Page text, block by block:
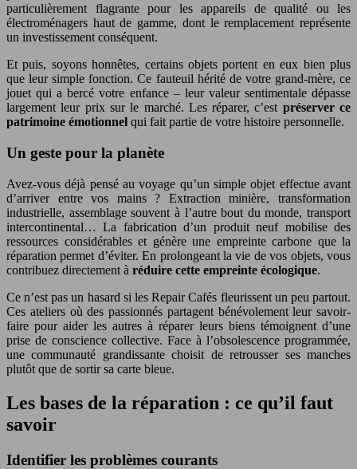
particulièrement flagrante pour les appareils de qualité ou les
électroménagers haut de gamme, dont le remplacement représente
un investissement conséquent.
Et puis, soyons honnêtes, certains objets portent en eux bien plus
que leur simple fonction. Ce fauteuil hérité de votre grand-mère, ce
jouet qui a bercé votre enfance – leur valeur sentimentale dépasse
largement leur prix sur le marché. Les réparer, c’est préserver ce
patrimoine émotionnel qui fait partie de votre histoire personnelle.
Un geste pour la planète
Avez-vous déjà pensé au voyage qu’un simple objet effectue avant
d’arriver entre vos mains ? Extraction minière, transformation
industrielle, assemblage souvent à l’autre bout du monde, transport
intercontinental… La fabrication d’un produit neuf mobilise des
ressources considérables et génère une empreinte carbone que la
réparation permet d’éviter. En prolongeant la vie de vos objets, vous
contribuez directement à réduire cette empreinte écologique.
Ce n’est pas un hasard si les Repair Cafés fleurissent un peu partout.
Ces ateliers où des passionnés partagent bénévolement leur savoir-
faire pour aider les autres à réparer leurs biens témoignent d’une
prise de conscience collective. Face à l’obsolescence programmée,
une communauté grandissante choisit de retrousser ses manches
plutôt que de sortir sa carte bleue.
Les bases de la réparation : ce qu’il faut
savoir
Identifier les problèmes courants